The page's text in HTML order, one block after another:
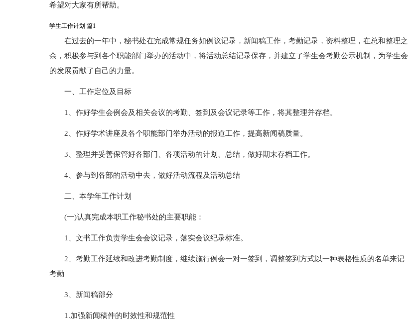
希望对大家有所帮助。
学生工作计划 篇1
在过去的一年中，秘书处在完成常规任务如例议记录，新闻稿工作，考勤记录，资料整理，在总和整理之
余，积极参与到各个职能部门举办的活动中，将活动总结记录保存，并建立了学生会考勤公示机制，为学生会
的发展贡献了自己的力量。
一、工作定位及目标
1、作好学生会例会及相关会议的考勤、签到及会议记录等工作，将其整理并存档。
2、作好学术讲座及各个职能部门举办活动的报道工作，提高新闻稿质量。
3、整理并妥善保管好各部门、各项活动的计划、总结，做好期末存档工作。
4、参与到各部的活动中去，做好活动流程及活动总结
二、本学年工作计划
(一)认真完成本职工作秘书处的主要职能：
1、文书工作负责学生会会议记录，落实会议纪录标准。
2、考勤工作延续和改进考勤制度，继续施行例会一对一签到，调整签到方式以一种表格性质的名单来记
考勤
3、新闻稿部分
1.加强新闻稿件的时效性和规范性